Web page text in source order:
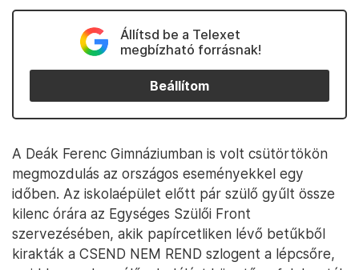
Állítsd be a Telexet
megbízható forrásnak!
Beállítom
A Deák Ferenc Gimnáziumban is volt csütörtökön
megmozdulás az országos eseményekkel egy
időben. Az iskolaépület előtt pár szülő gyűlt össze
kilenc órára az Egységes Szülői Front
szervezésében, akik papírcetliken lévő betűkből
kirakták a CSEND NEM REND szlogent a lépcsőre,